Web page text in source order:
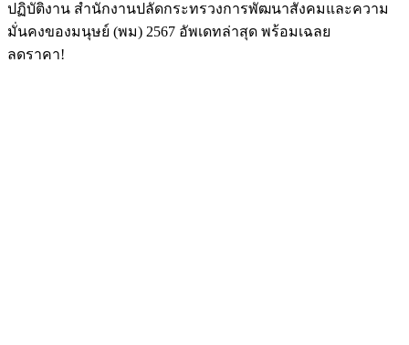
ปฏิบัติงาน สำนักงานปลัดกระทรวงการพัฒนาสังคมและความ
มั่นคงของมนุษย์ (พม) 2567 อัพเดทล่าสุด พร้อมเฉลย
ลดราคา!